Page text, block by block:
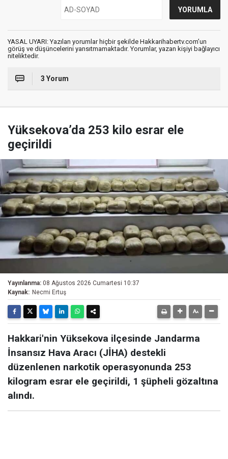
YASAL UYARI: Yazılan yorumlar hiçbir şekilde Hakkarihabertv.com’un
görüş ve düşüncelerini yansıtmamaktadır. Yorumlar, yazan kişiyi bağlayıcı
niteliktedir.
3 Yorum
Yüksekova’da 253 kilo esrar ele
geçirildi
Yayınlanma: 08 Ağustos 2026 Cumartesi 10:37
Kaynak: Necmi Ertuş
Hakkari'nin Yüksekova ilçesinde Jandarma
İnsansız Hava Aracı (JİHA) destekli
düzenlenen narkotik operasyonunda 253
kilogram esrar ele geçirildi, 1 şüpheli gözaltına
alındı.